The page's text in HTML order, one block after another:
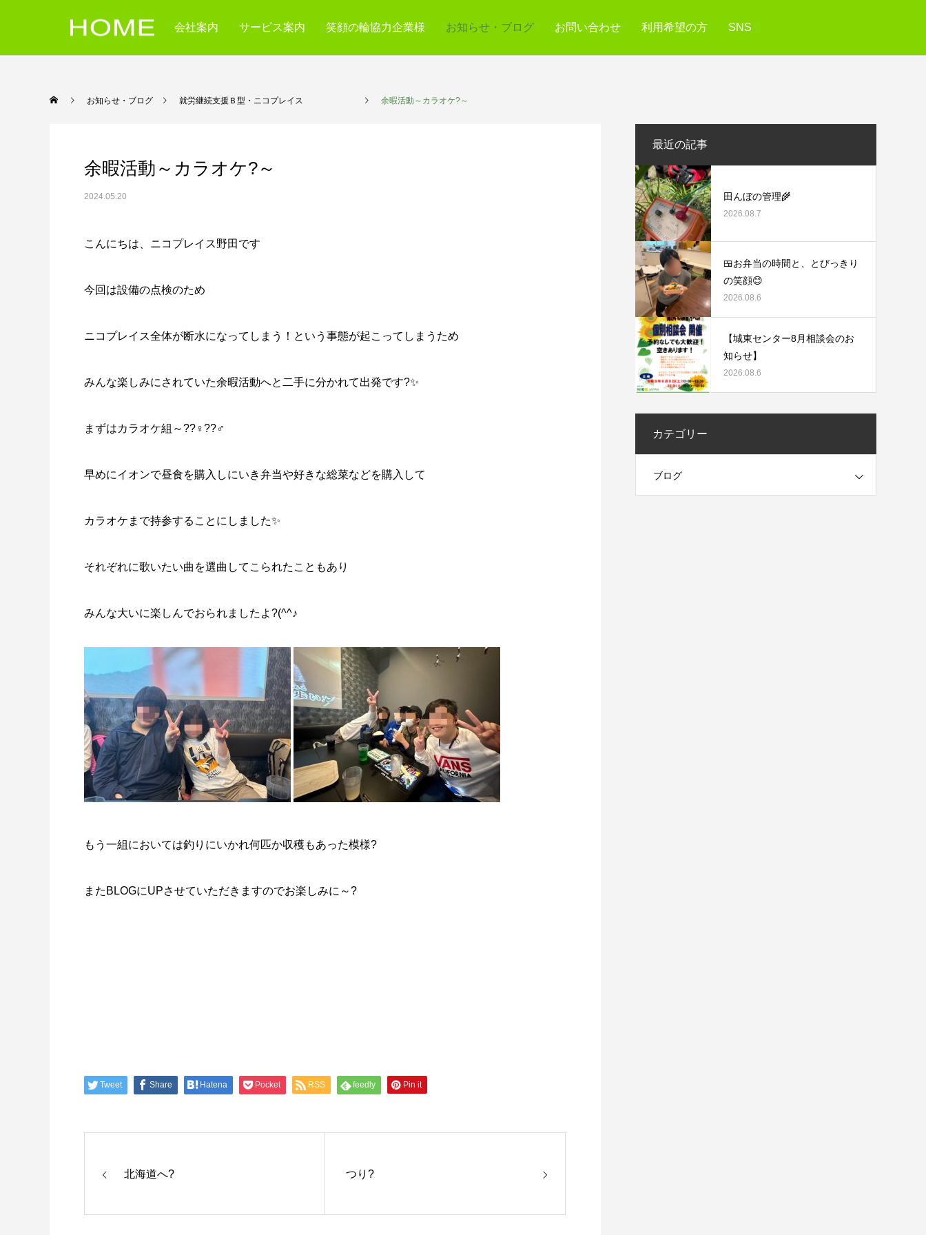
会社案内 サービス案内 笑顔の輪協力企業様 お知らせ・ブログ お問い合わせ 利用希望の方 SNS
お知らせ・ブログ 就労継続支援Ｂ型・ニコプレイス 余暇活動～カラオケ?～
余暇活動～カラオケ?～
2024.05.20
こんにちは、ニコプレイス野田です
今回は設備の点検のため
ニコプレイス全体が断水になってしまう！という事態が起こってしまうため
みんな楽しみにされていた余暇活動へと二手に分かれて出発です?✨
まずはカラオケ組～??‍♀️??‍♂️
早めにイオンで昼食を購入しにいき弁当や好きな総菜などを購入して
カラオケまで持参することにしました✨
それぞれに歌いたい曲を選曲してこられたこともあり
みんな大いに楽しんでおられましたよ?(^^♪
もう一組においては釣りにいかれ何匹か収穫もあった模様?
またBLOGにUPさせていただきますのでお楽しみに～?
Tweet Share Hatena Pocket RSS feedly Pin it
北海道へ? つり?
最近の記事
田んぼの管理🌾
2026.08.7
🍱お弁当の時間と、とびっきり
の笑顔😊
2026.08.6
【城東センター8月相談会のお
知らせ】
2026.08.6
カテゴリー
ブログ